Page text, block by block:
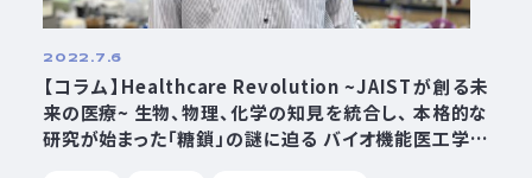
2022.7.6
【コラム】Healthcare Revolution ~JAISTが創る未
来の医療~ 生物、物理、化学の知見を統合し、 本格的な
研究が始まった「糖鎖」の謎に迫る バイオ機能医工学研